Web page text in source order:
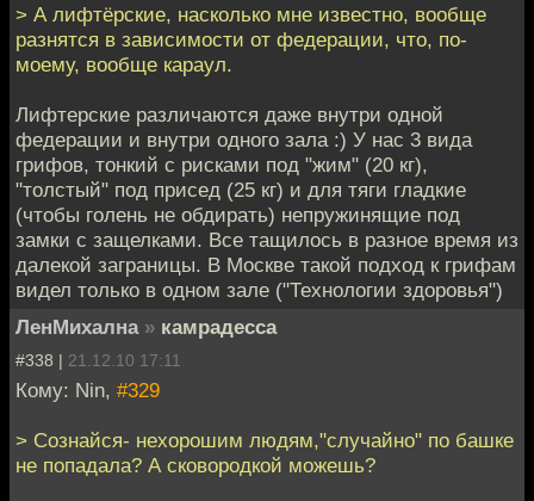
> А лифтёрские, насколько мне известно, вообще
разнятся в зависимости от федерации, что, по-
моему, вообще караул.
Лифтерские различаются даже внутри одной
федерации и внутри одного зала :) У нас 3 вида
грифов, тонкий с рисками под "жим" (20 кг),
"толстый" под присед (25 кг) и для тяги гладкие
(чтобы голень не обдирать) непружинящие под
замки с защелками. Все тащилось в разное время из
далекой заграницы. В Москве такой подход к грифам
видел только в одном зале ("Технологии здоровья")
ЛенМихална » камрадесса
#338 | 21.12.10 17:11
Кому: Nin, #329
> Сознайся- нехорошим людям,"случайно" по башке
не попадала? А сковородкой можешь?